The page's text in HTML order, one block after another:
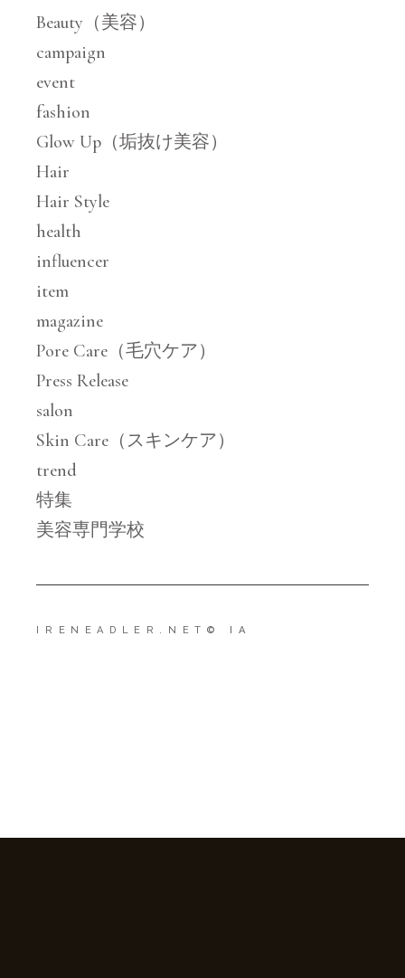
Beauty（美容）
campaign
event
fashion
Glow Up（垢抜け美容）
Hair
Hair Style
health
influencer
item
magazine
Pore Care（毛穴ケア）
Press Release
salon
Skin Care（スキンケア）
trend
特集
美容専門学校
IRENEADLER.NET © IA